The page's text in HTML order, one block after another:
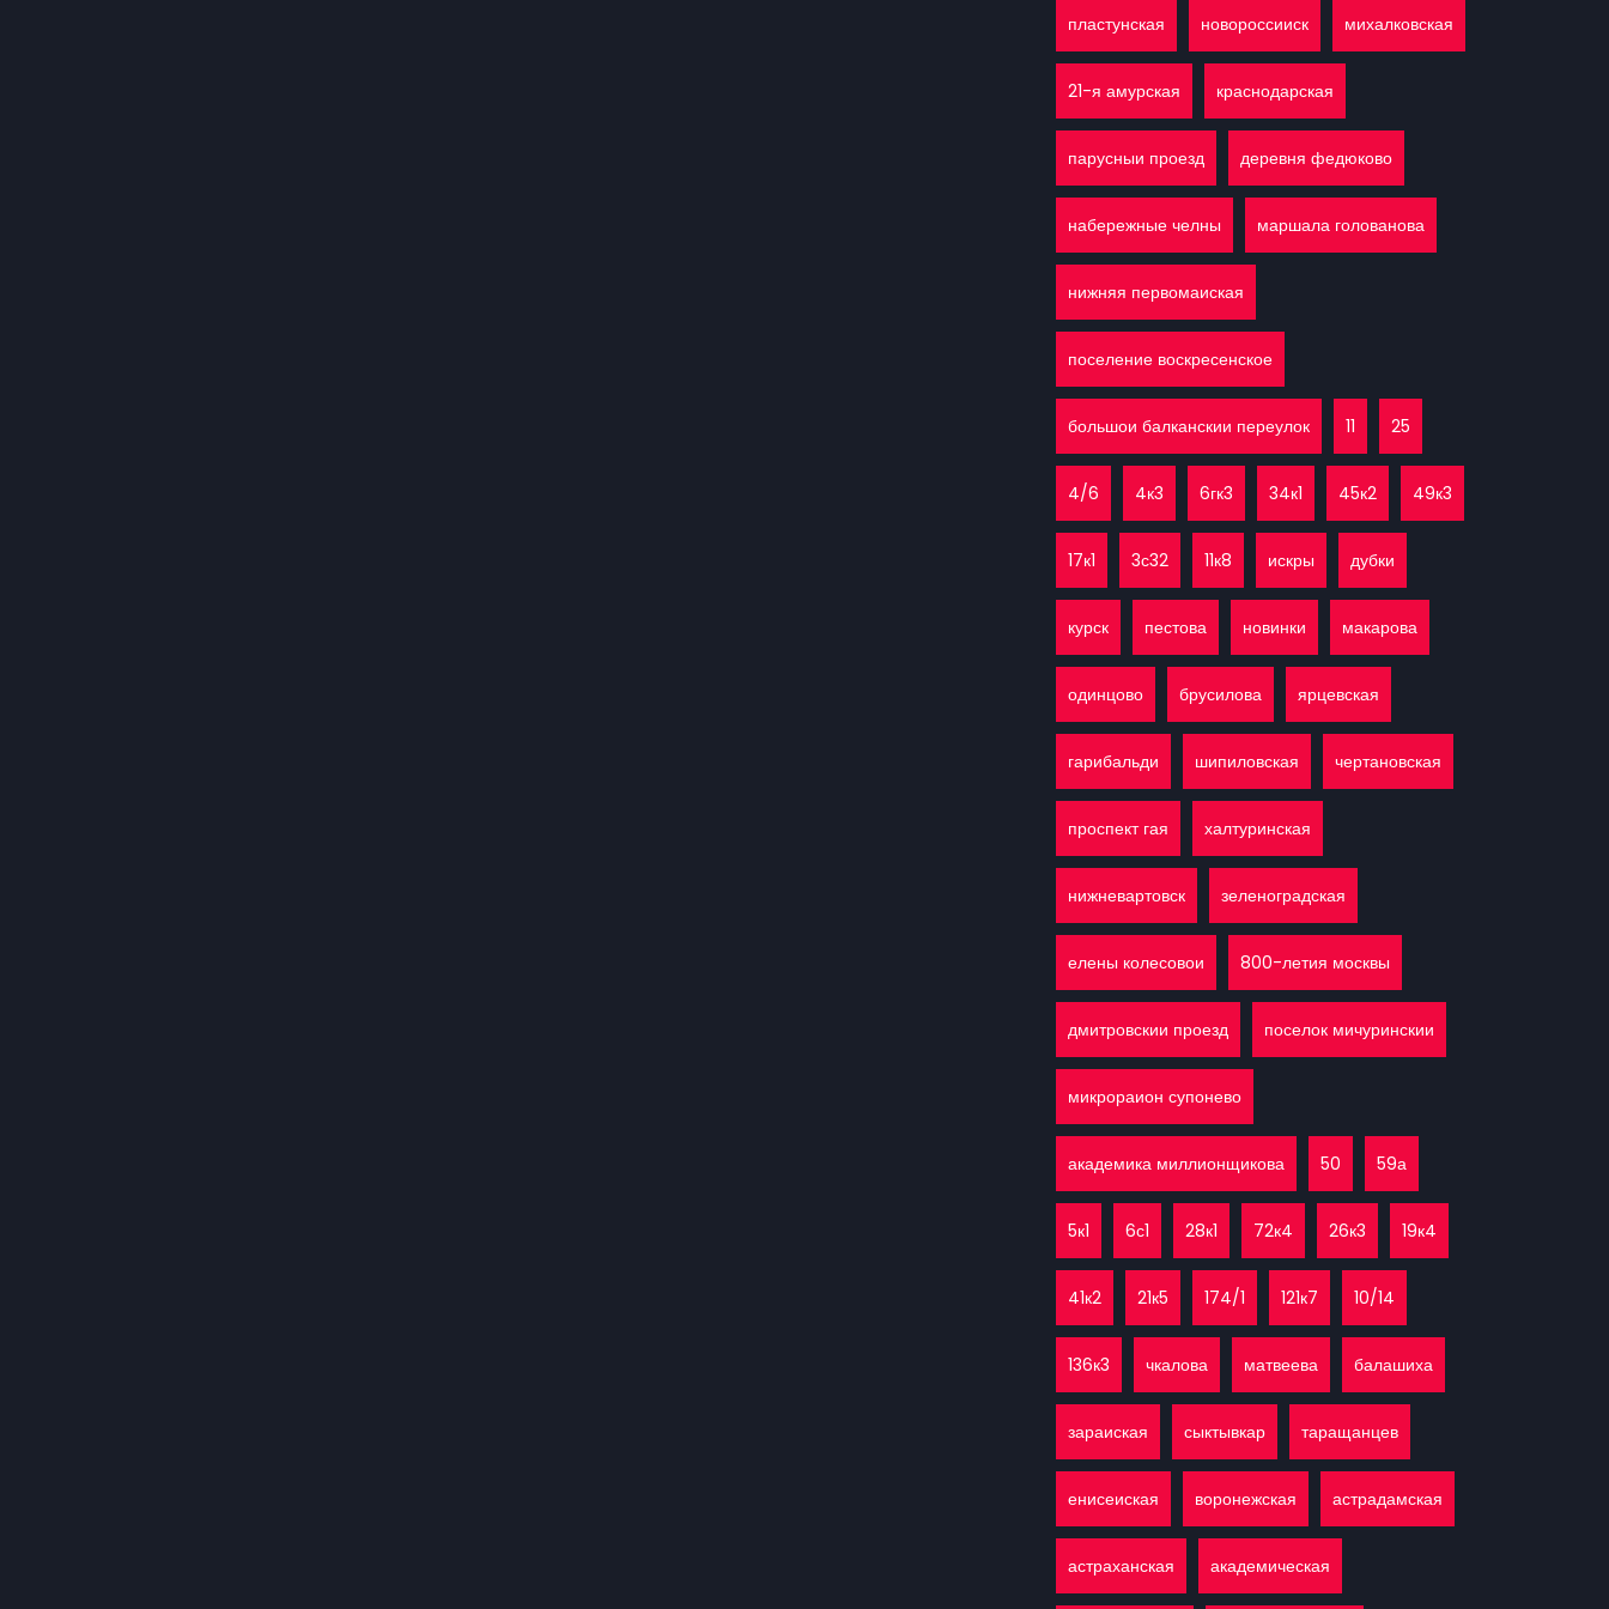
пластунская новороссииск михалковская
21-я амурская краснодарская
парусныи проезд деревня федюково
набережные челны маршала голованова
нижняя первомаиская
поселение воскресенское
большои балканскии переулок 11 25
4/6 4к3 6гк3 34к1 45к2 49к3
17к1 3с32 11к8 искры дубки
курск пестова новинки макарова
одинцово брусилова ярцевская
гарибальди шипиловская чертановская
проспект гая халтуринская
нижневартовск зеленоградская
елены колесовои 800-летия москвы
дмитровскии проезд поселок мичуринскии
микрораион супонево
академика миллионщикова 50 59а
5к1 6с1 28к1 72к4 26к3 19к4
41к2 21к5 174/1 121к7 10/14
136к3 чкалова матвеева балашиха
зараиская сыктывкар таращанцев
енисеиская воронежская астрадамская
астраханская академическая